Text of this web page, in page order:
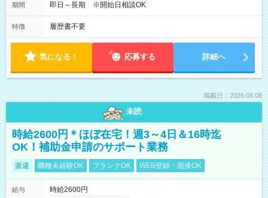
期間 即日～長期 ※開始日相談OK
特徴 履歴書不要
気になる！ 応募する 詳細へ
掲載日：2026.08.08
未読
時給2600円＊ほぼ在宅！週3～4日＆16時迄
OK！補助金申請のサポート業務
派遣 職種未経験OK ブランクOK WEB登録・面接OK
給与
時給2600円